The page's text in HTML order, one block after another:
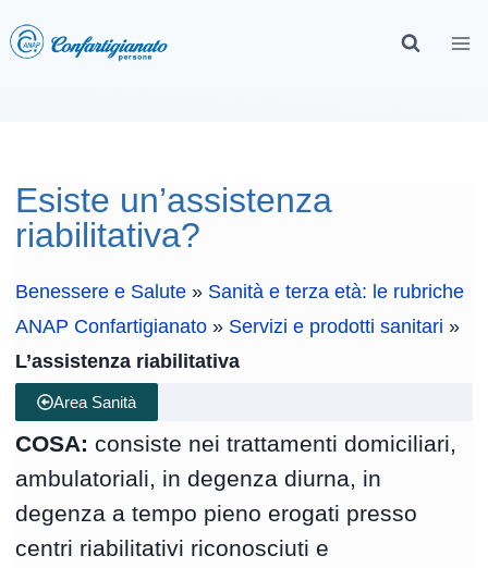
Esiste un’assistenza
riabilitativa?
Benessere e Salute » Sanità e terza età: le rubriche
ANAP Confartigianato » Servizi e prodotti sanitari »
L’assistenza riabilitativa
Area Sanità
COSA: consiste nei trattamenti domiciliari,
ambulatoriali, in degenza diurna, in
degenza a tempo pieno erogati presso
centri riabilitativi riconosciuti e